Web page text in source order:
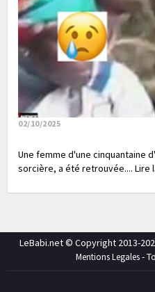
02/10/2025
Une femme d'une cinquantaine
sorcière, a été retrouvée.... Lire
LeBabi.net © Copyright 2013-
Mentions Legales-